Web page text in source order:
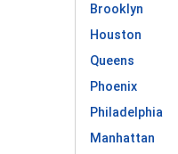
Brooklyn
Houston
Queens
Phoenix
Philadelphia
Manhattan